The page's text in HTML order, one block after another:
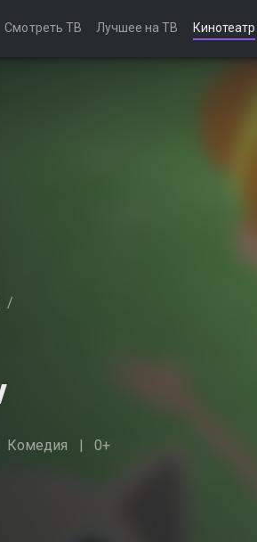
Смотреть ТВ Лучшее на ТВ Кинотеатр
/
Комедия 0+